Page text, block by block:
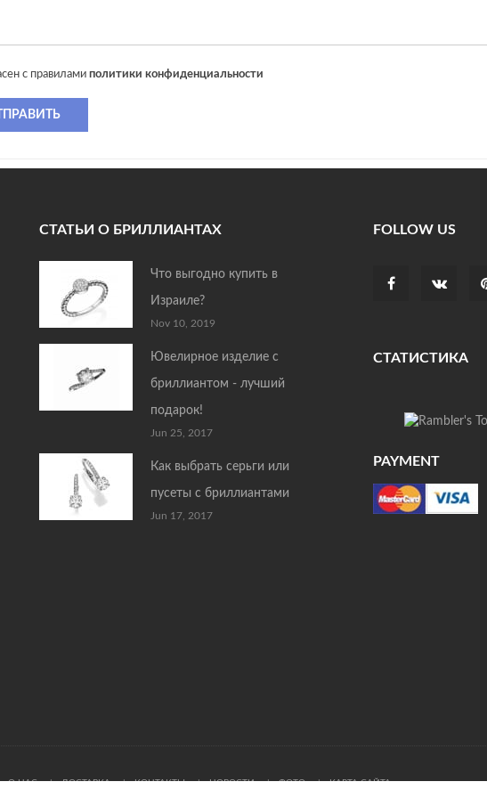
с правилами политики конфиденциальности
СТАТЬИ О БРИЛЛИАНТАХ
Что выгодно купить в
Израиле?
Nov 10, 2019
Ювелирное изделие с
бриллиантом - лучший
подарок!
Jun 25, 2017
Как выбрать серьги или
пусеты с бриллиантами
Jun 17, 2017
FOLLOW US
СТАТИСТИКА
PAYMENT
О НАС ДОСТАВКА КОНТАКТЫ НОВОСТИ ФОТО КАРТА САЙТА